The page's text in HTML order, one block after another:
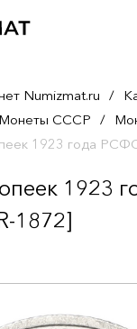
Numizmat.ru /
Монеты СССР /
1923 года
1923
1872]